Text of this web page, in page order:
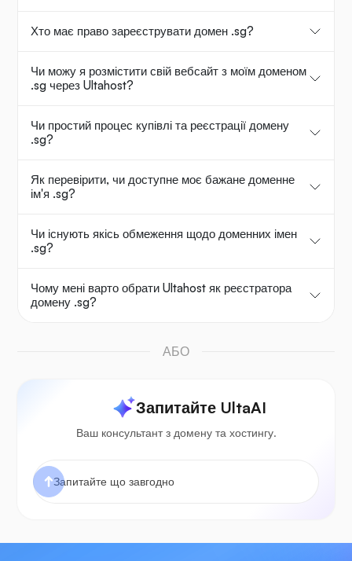
Хто має право зареєструвати домен .sg?
Чи можу я розмістити свій вебсайт з моїм доменом
.sg через Ultahost?
Чи простий процес купівлі та реєстрації домену
.sg?
Як перевірити, чи доступне моє бажане доменне
ім'я .sg?
Чи існують якісь обмеження щодо доменних імен
.sg?
Чому мені варто обрати Ultahost як реєстратора
домену .sg?
АБО
Запитайте UltaAI
Ваш консультант з домену та хостингу.